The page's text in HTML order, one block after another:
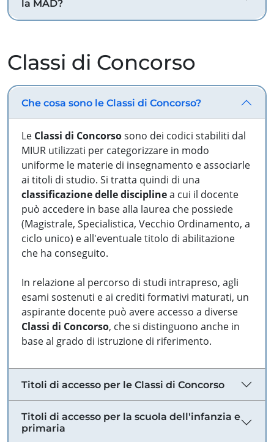
la MAD?
Classi di Concorso
Che cosa sono le Classi di Concorso?
Le Classi di Concorsosono dei codici stabiliti dal
MIUR utilizzati per categorizzare in modo
uniforme le materie di insegnamento e associarle
ai titoli di studio. Si tratta quindi di una
classificazione delle disciplinea cui il docente
può accedere in base alla laurea che possiede
(Magistrale, Specialistica, Vecchio Ordinamento, a
ciclo unico) e all'eventuale titolo di abilitazione
che ha conseguito.
In relazione al percorso di studi intrapreso, agli
esami sostenuti e ai crediti formativi maturati, un
aspirante docente può avere accesso a diverse
Classi di Concorso, che si distinguono anche in
base al grado di istruzione di riferimento.
Titoli di accesso per le Classi di Concorso
Titoli di accesso per la scuola dell'infanzia e
primaria